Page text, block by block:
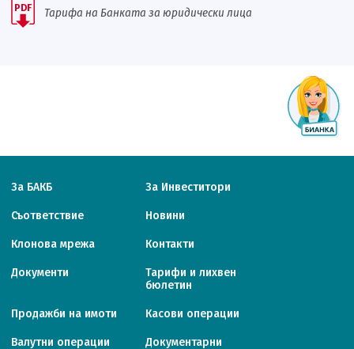
PDF Тарифа на Банката за юридически лица
За БАКБ За Инвеститори
Съответствие Новини
Клонова мрежа Контакти
Документи
Тарифи и лихвен
бюлетин
Продажби на имоти Касови операции
Валутни операции
Документарни